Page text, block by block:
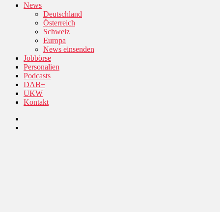
News
Deutschland
Österreich
Schweiz
Europa
News einsenden
Jobbörse
Personalien
Podcasts
DAB+
UKW
Kontakt